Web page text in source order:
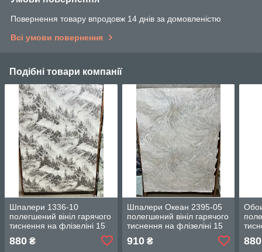
Повернення товару впродовж 14 днів за домовленістю
Всі умови повернення
Подібні товари компанії
Шпалери 1336-10
полегшений вініл гарячого
тиснення на флізеліні 15
м ширина 1.06 м = 5 смуг
по 3 метри
880 ₴
Шпалери Океан 2395-05
полегшений вініл гарячого
тиснення на флізеліні 15
м ширина 1.06 м = 5 смуг
по 3 метри
910₴
по
880